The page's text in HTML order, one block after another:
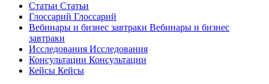
Статьи Статьи
Глоссарий Глоссарий
Вебинары и бизнес завтраки Вебинары и бизнес
завтраки
Исследования Исследования
Консультации Консультации
Кейсы Кейсы